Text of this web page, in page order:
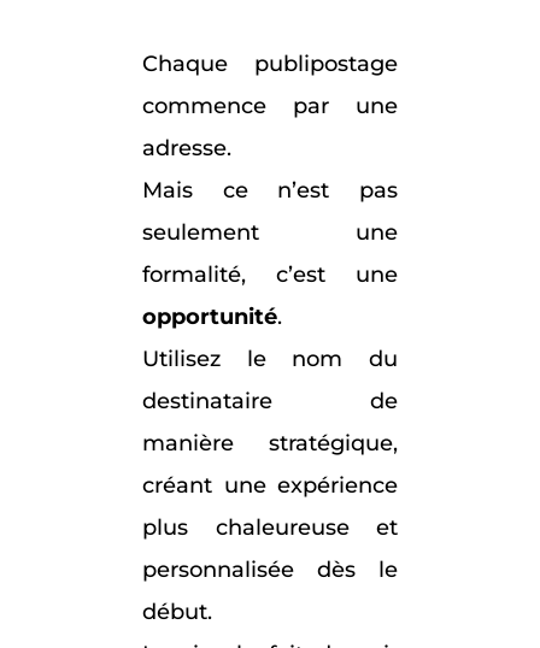
Chaque publipostage
commence par une
adresse.
Mais ce n’est pas
seulement une
formalité, c’est une
opportunité.
Utilisez le nom du
destinataire de
manière stratégique,
créant une expérience
plus chaleureuse et
personnalisée dès le
début.